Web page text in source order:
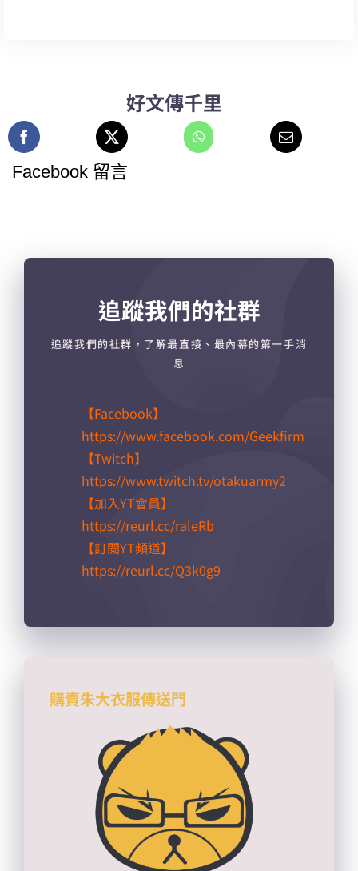
好文傳千里
Facebook 留言
追蹤我們的社群
追蹤我們的社群，了解最直接、最內幕的第一手消
息
【Facebook】
https://www.facebook.com/Geekfirm
【Twitch】
https://www.twitch.tv/otakuarmy2
【加入YT會員】
https://reurl.cc/raleRb​
【訂閱YT頻道】
https://reurl.cc/Q3k0g9​
購賣朱大衣服傳送門